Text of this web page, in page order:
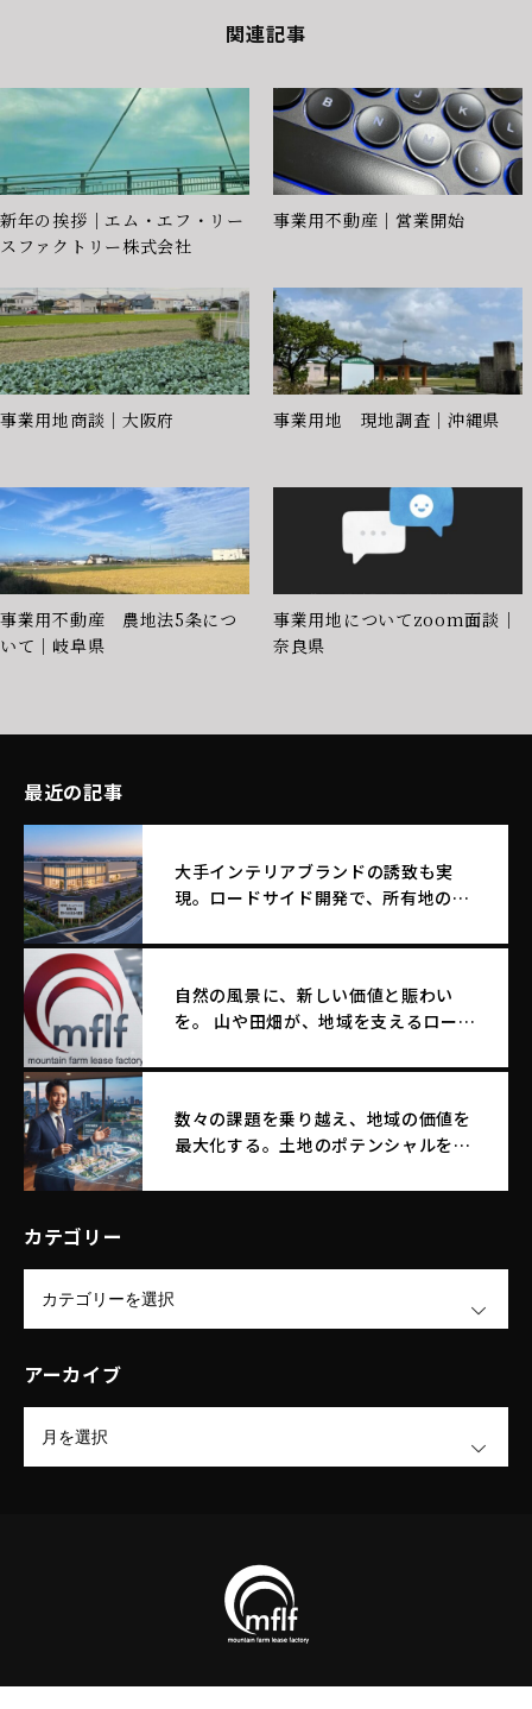
関連記事
新年の挨拶｜エム・エフ・リー
スファクトリー株式会社
事業用不動産｜営業開始
事業用地商談｜大阪府 事業用地 現地調査｜沖縄県
事業用不動産 農地法5条につ
いて｜岐阜県
事業用地についてzoom面談｜
奈良県
最近の記事
大手インテリアブランドの誘致も実
現。ロードサイド開発で、所有地のポ
自然の風景に、新しい価値と賑わい
を。 山や田畑が、地域を支えるロード
数々の課題を乗り越え、地域の価値を
最大化する。土地のポテンシャルを引
リー株式会社
カテゴリー
アーカイブ